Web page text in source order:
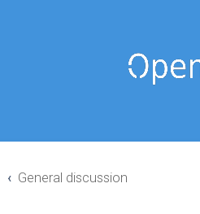
General discussion